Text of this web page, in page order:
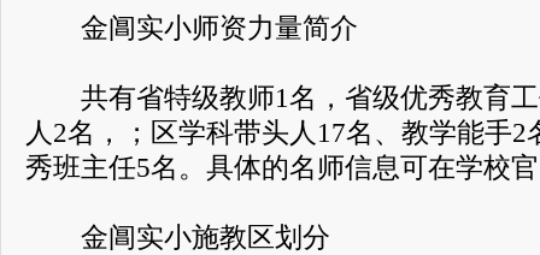
金阊实小师资力量简介
共有省特级教师1名，省级优秀教育工
人2名，；区学科带头人17名、教学能手
秀班主任5名。具体的名师信息可在学校
金阊实小施教区划分